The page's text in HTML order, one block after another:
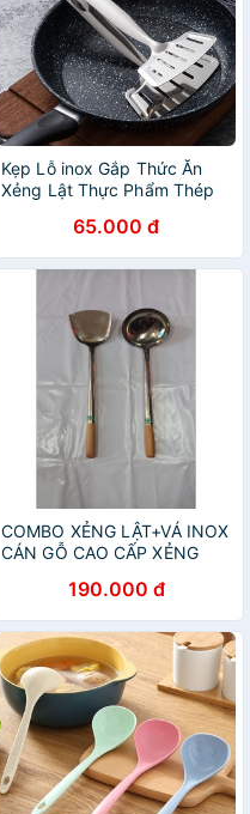
Kẹp Lỗ inox Gắp Thức Ăn
Xẻng Lật Thực Phẩm Thép
65.000 đ
COMBO XẺNG LẬT+VÁ INOX
CÁN GỖ CAO CẤP XẺNG
190.000 đ